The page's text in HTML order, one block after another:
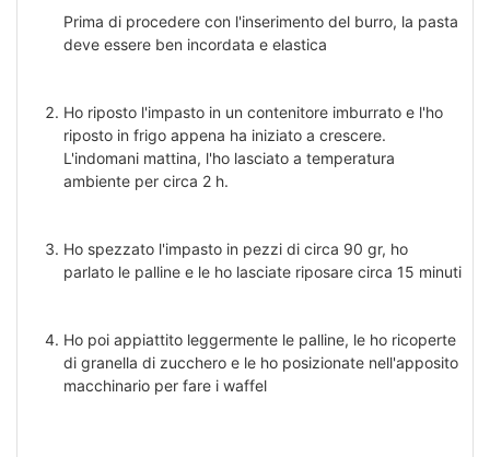
Prima di procedere con l'inserimento del burro, la pasta
deve essere ben incordata e elastica
Ho riposto l'impasto in un contenitore imburrato e l'ho
riposto in frigo appena ha iniziato a crescere.
L'indomani mattina, l'ho lasciato a temperatura
ambiente per circa 2 h.
Ho spezzato l'impasto in pezzi di circa 90 gr, ho
parlato le palline e le ho lasciate riposare circa 15 minuti
Ho poi appiattito leggermente le palline, le ho ricoperte
di granella di zucchero e le ho posizionate nell'apposito
macchinario per fare i waffel